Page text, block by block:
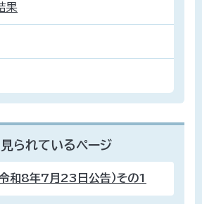
果
られているページ
令和8年7月23日公告）その1